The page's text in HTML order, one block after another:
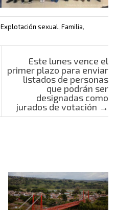
Explotación sexual, Familia,
Este lunes vence el
primer plazo para enviar
listados de personas
que podrán ser
designadas como
jurados de votación →